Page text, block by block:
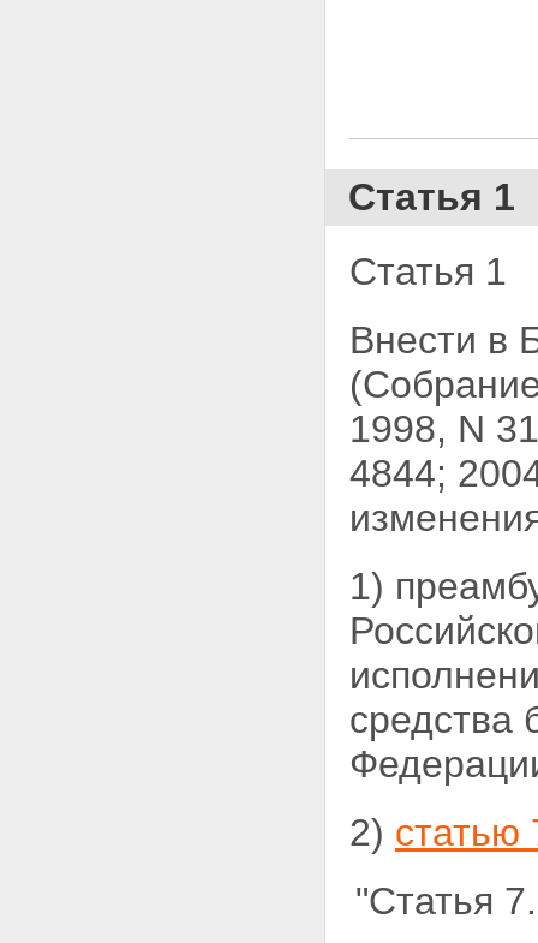
Статья 1
Статья 1
Внести в
1998, N
4844;
1)
средства
2) статью
"Статья